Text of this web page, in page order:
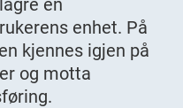
enhet. På
kjennes igjen på
og motta